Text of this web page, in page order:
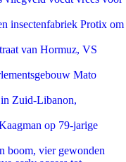
insectenfabriek Protix om
van Hormuz, VS
Mato
Zuid-Libanon,
op 79-jarige
boom, vier gewonden